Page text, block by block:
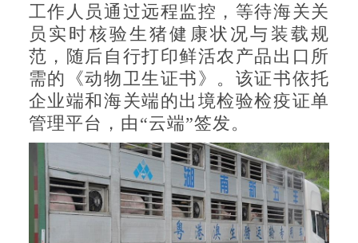
工作人员通过远程监控，等待海关关
员实时核验生猪健康状况与装载规
范，随后自行打印鲜活农产品出口所
需的《动物卫生证书》。该证书依托
企业端和海关端的出境检验检疫证单
管理平台，由“云端”签发。